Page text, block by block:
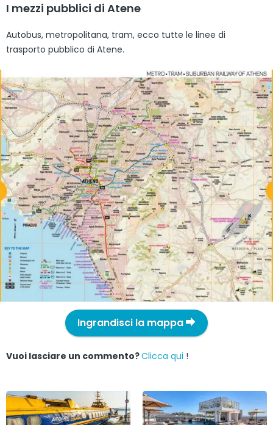
I mezzi pubblici di Atene
Autobus, metropolitana, tram, ecco tutte le linee di
trasporto pubblico di Atene.
Ingrandisci la mappa
Vuoi lasciare un commento?Clicca qui !